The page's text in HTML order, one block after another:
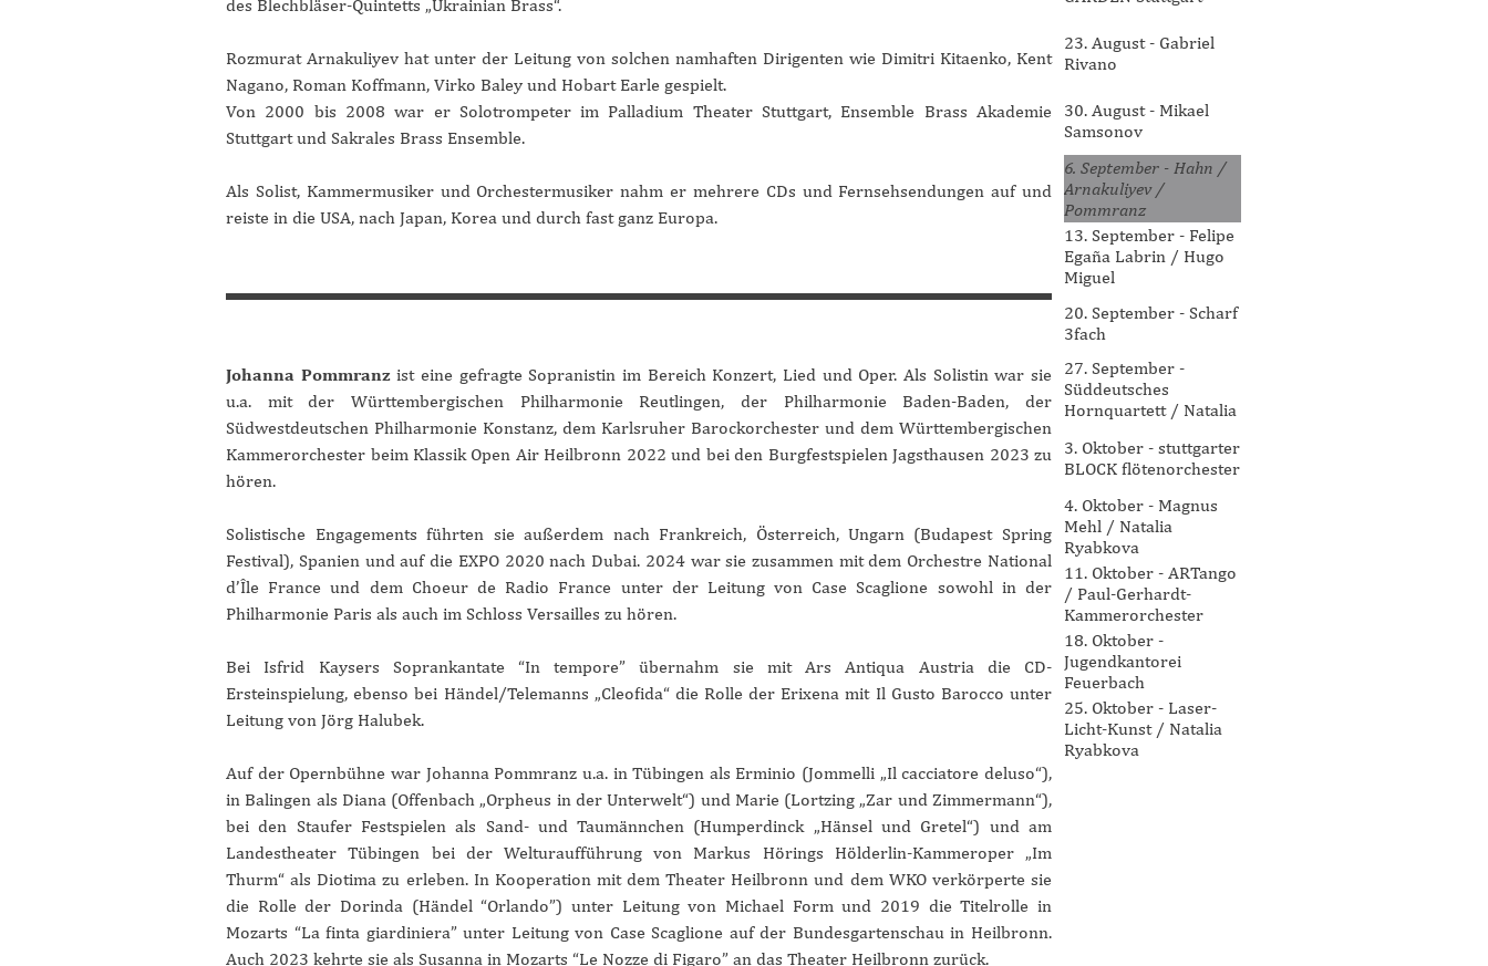
des Blechbläser-Quintetts „Ukrainian Brass“.
Rozmurat Arnakuliyev hat unter der Leitung von solchen namhaften Dirigenten wie Dimitri Kitaenko, Kent
Nagano, Roman Koffmann, Virko Baley und Hobart Earle gespielt.
Von 2000 bis 2008 war er Solotrompeter im Palladium Theater Stuttgart, Ensemble Brass Akademie
Stuttgart und Sakrales Brass Ensemble.
Als Solist, Kammermusiker und Orchestermusiker nahm er mehrere CDs und Fernsehsendungen auf und
reiste in die USA, nach Japan, Korea und durch fast ganz Europa.
Johanna Pommranz ist eine gefragte Sopranistin im Bereich Konzert, Lied und Oper. Als Solistin war sie
u.a. mit der Württembergischen Philharmonie Reutlingen, der Philharmonie Baden-Baden, der
Südwestdeutschen Philharmonie Konstanz, dem Karlsruher Barockorchester und dem Württembergischen
Kammerorchester beim Klassik Open Air Heilbronn 2022 und bei den Burgfestspielen Jagsthausen 2023 zu
hören.
Solistische Engagements führten sie außerdem nach Frankreich, Österreich, Ungarn (Budapest Spring
Festival), Spanien und auf die EXPO 2020 nach Dubai. 2024 war sie zusammen mit dem Orchestre National
d’Île France und dem Choeur de Radio France unter der Leitung von Case Scaglione sowohl in der
Philharmonie Paris als auch im Schloss Versailles zu hören.
Bei Isfrid Kaysers Soprankantate “In tempore” übernahm sie mit Ars Antiqua Austria die CD-
Ersteinspielung, ebenso bei Händel/Telemanns „Cleofida“ die Rolle der Erixena mit Il Gusto Barocco unter
Leitung von Jörg Halubek.
Auf der Opernbühne war Johanna Pommranz u.a. in Tübingen als Erminio (Jommelli „Il cacciatore deluso“),
in Balingen als Diana (Offenbach „Orpheus in der Unterwelt“) und Marie (Lortzing „Zar und Zimmermann“),
bei den Staufer Festspielen als Sand- und Taumännchen (Humperdinck „Hänsel und Gretel“) und am
Landestheater Tübingen bei der Welturaufführung von Markus Hörings Hölderlin-Kammeroper „Im
Thurm“ als Diotima zu erleben. In Kooperation mit dem Theater Heilbronn und dem WKO verkörperte sie
die Rolle der Dorinda (Händel “Orlando”) unter Leitung von Michael Form und 2019 die Titelrolle in
Mozarts “La finta giardiniera” unter Leitung von Case Scaglione auf der Bundesgartenschau in Heilbronn.
Auch 2023 kehrte sie als Susanna in Mozarts “Le Nozze di Figaro” an das Theater Heilbronn zurück.
23. August - Gabriel
Rivano
30. August - Mikael
Samsonov
6. September - Hahn /
Arnakuliyev /
Pommranz
13. September - Felipe
Egaña Labrin / Hugo
Miguel
20. September - Scharf
3fach
27. September -
Süddeutsches
Hornquartett / Natalia
3. Oktober - stuttgarter
BLOCK flötenorchester
4. Oktober - Magnus
Mehl / Natalia
Ryabkova
11. Oktober - ARTango
/ Paul-Gerhardt-
Kammerorchester
18. Oktober -
Jugendkantorei
Feuerbach
25. Oktober - Laser-
Licht-Kunst / Natalia
Ryabkova